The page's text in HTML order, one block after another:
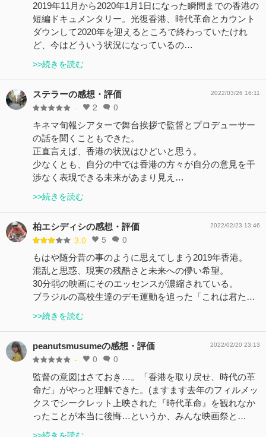
2019年11月から2020年1月1日になった瞬間までの香港の
短編ドキュメンタリー。光復香港、時代革命とカウント
ダウンして2020年を迎えるところで終わっていたけれ
ど、今はどういう状況になっているの…
>>続きを読む
ステラーの感想・評価
- 2 0
2022/03/26 16:11
キネマ旬報シアターで舞台挨拶で監督とプロデューサー
の話を聞くこともできた。
正直言えば、香港の状況はひどいと思う。
少なくとも、自分の中では香港の方々が自分の意見を干
渉なく表現できる未来があまり見え…
>>続きを読む
柏エシディシの感想・評価
3.0 5 0
2022/02/23 13:46
もはや随分昔の事のように思えてしまう2019年香港。
混乱と思惑、現実の残酷さと未来への儚い希望。
30分弱の映画にそのエッセンスが濃縮されている。
ブラジルの高校生達のデモ運動を追った「これは君た…
>>続きを読む
peanutsmusumeの感想・評価
- 0 0
2022/02/20 23:13
監督の意図はさておき…。「香港を取り戻せ、時代の革
命だ」がやっと理解できた。(ますます去年のフィルメッ
クスでシークレット上映された『時代革命』を観れなか
ったことが本当に後悔…というか、みんな映画祭と…
>>続きを読む